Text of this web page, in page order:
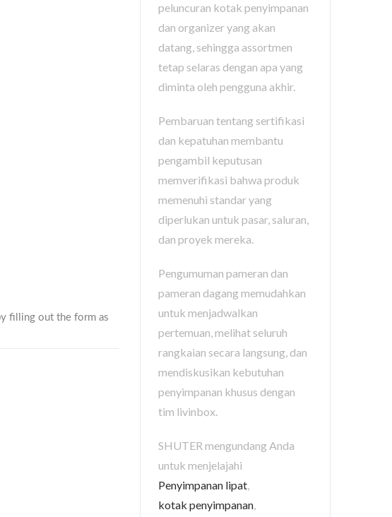
peluncuran kotak penyimpanan
dan organizer yang akan
datang, sehingga assortmen
tetap selaras dengan apa yang
diminta oleh pengguna akhir.
Pembaruan tentang sertifikasi
dan kepatuhan membantu
pengambil keputusan
memverifikasi bahwa produk
memenuhi standar yang
diperlukan untuk pasar, saluran,
dan proyek mereka.
Pengumuman pameran dan
pameran dagang memudahkan
untuk menjadwalkan
pertemuan, melihat seluruh
rangkaian secara langsung, dan
mendiskusikan kebutuhan
penyimpanan khusus dengan
tim livinbox.
SHUTER mengundang Anda
untuk menjelajahi
Penyimpanan lipat,
kotak penyimpanan,